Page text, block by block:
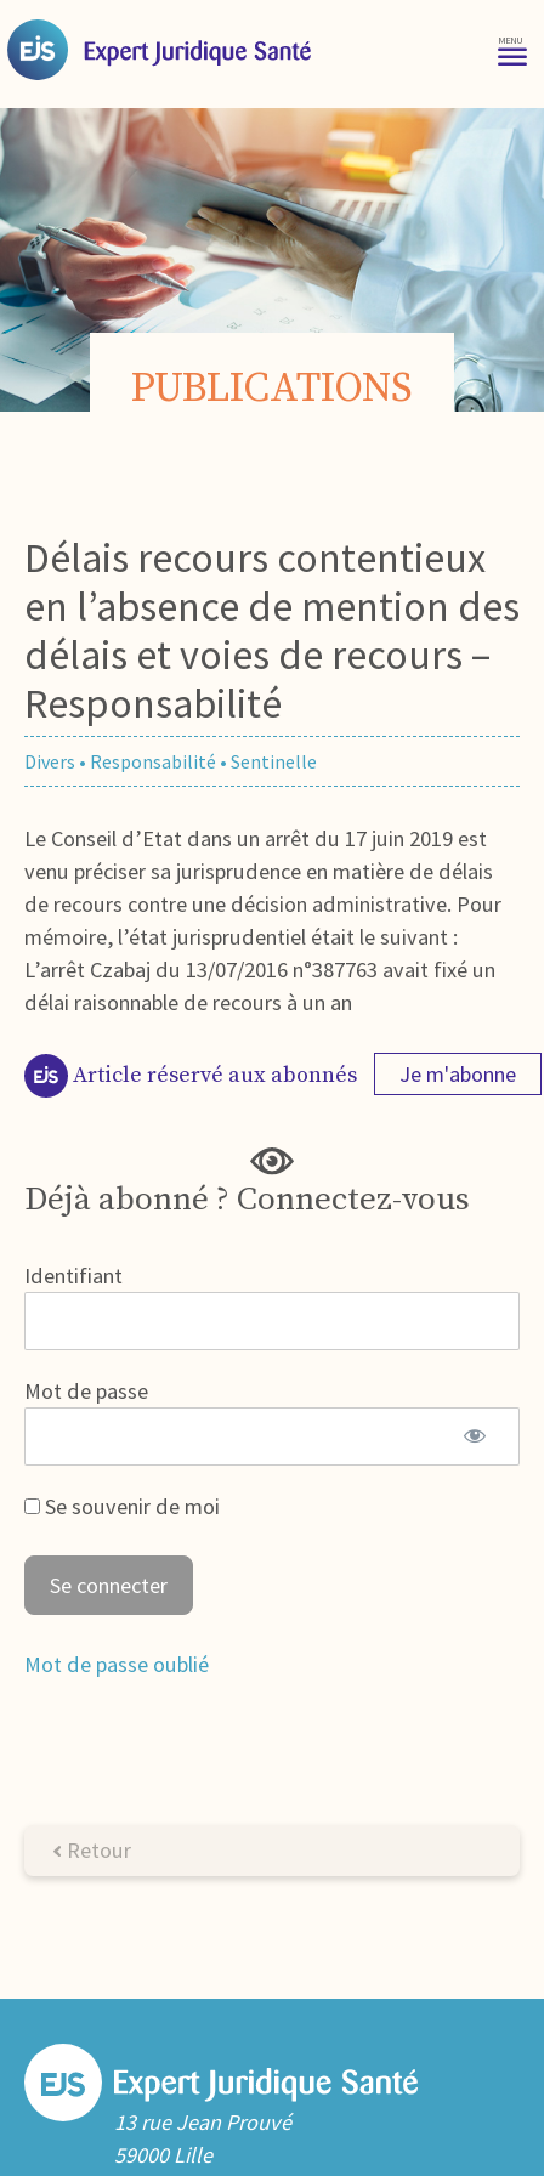
PUBLICATIONS
Délais recours contentieux
en l’absence de mention des
délais et voies de recours –
Responsabilité
Divers • Responsabilité • Sentinelle
Le Conseil d’Etat dans un arrêt du 17 juin 2019 est
venu préciser sa jurisprudence en matière de délais
de recours contre une décision administrative. Pour
mémoire, l’état jurisprudentiel était le suivant :
L’arrêt Czabaj du 13/07/2016 n°387763 avait fixé un
délai raisonnable de recours à un an
Article réservé aux abonnés Je m'abonne
Déjà abonné ? Connectez-vous
Identifiant
Mot de passe
Se souvenir de moi
Mot de passe oublié
Retour
13 rue Jean Prouvé
59000 Lille